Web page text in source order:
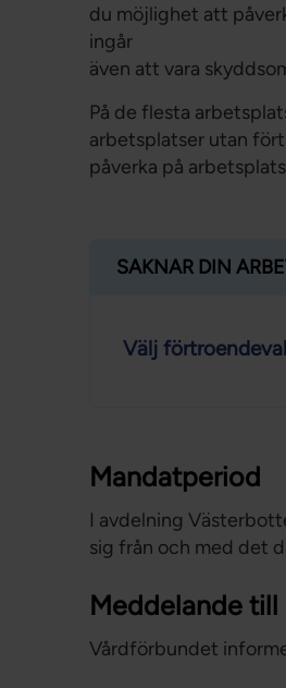
du möjlighet att
ingår
även att vara
På de flesta
arbetsplatser utan
påverka på
SAKNAR DIN
Välj
Mandatperiod
I avdelning
sig från och med det
Meddelande
Vårdförbundet